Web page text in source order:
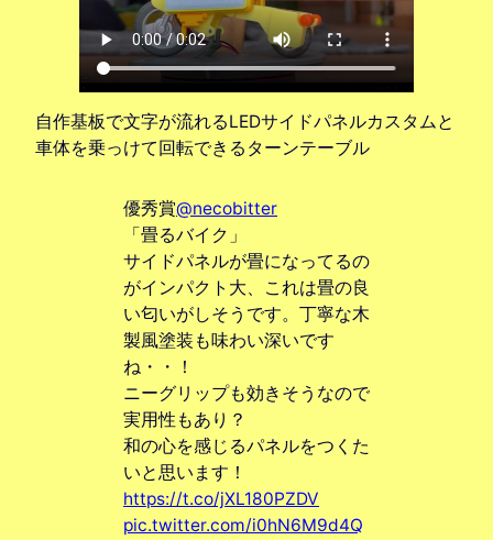
自作基板で文字が流れるLEDサイドパネルカスタムと
車体を乗っけて回転できるターンテーブル
優秀賞@necobitter
「畳るバイク」
サイドパネルが畳になってるの
がインパクト大、これは畳の良
い匂いがしそうです。丁寧な木
製風塗装も味わい深いです
ね・・！
ニーグリップも効きそうなので
実用性もあり？
和の心を感じるパネルをつくた
いと思います！
https://t.co/jXL180PZDV
pic.twitter.com/i0hN6M9d4Q